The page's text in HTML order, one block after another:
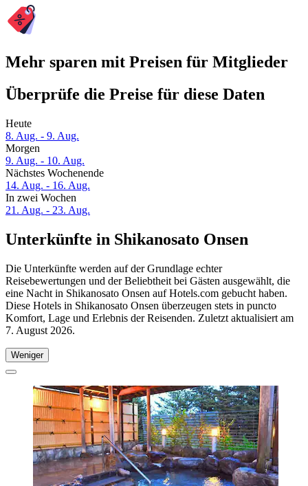
Mehr sparen mit Preisen für Mitglieder
Überprüfe die Preise für diese Daten
Heute
8. Aug. - 9. Aug.
Morgen
9. Aug. - 10. Aug.
Nächstes Wochenende
14. Aug. - 16. Aug.
In zwei Wochen
21. Aug. - 23. Aug.
Unterkünfte in Shikanosato Onsen
Die Unterkünfte werden auf der Grundlage echter
Reisebewertungen und der Beliebtheit bei Gästen ausgewählt, die
eine Nacht in Shikanosato Onsen auf Hotels.com gebucht haben.
Diese Hotels in Shikanosato Onsen überzeugen stets in puncto
Komfort, Lage und Erlebnis der Reisenden. Zuletzt aktualisiert am
7. August 2026.
Weniger